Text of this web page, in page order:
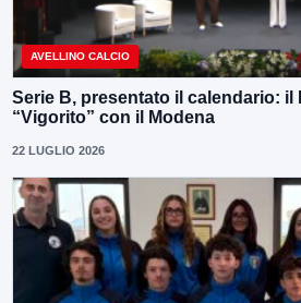
AVELLINO CALCIO
Serie B, presentato il calendario: il
“Vigorito” con il Modena
22 LUGLIO 2026